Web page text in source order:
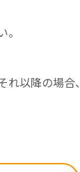
以降の場合